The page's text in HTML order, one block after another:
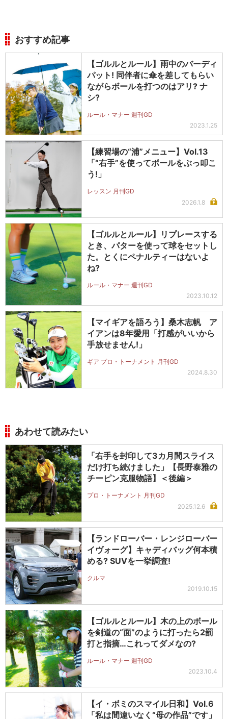
おすすめ記事
【ゴルルとルール】雨中のバーディ
パット! 同伴者に傘を差してもらい
ながらボールを打つのはアリ? ナ
シ?
ルール・マナー 週刊GD
2023.1.25
【練習場の“浦”メニュー】Vol.13
「“右手”を使ってボールをぶっ叩こ
う!」
レッスン 月刊GD
2026.1.8
【ゴルルとルール】リプレースする
とき、パターを使って球をセットし
た。とくにペナルティーはないよ
ね?
ルール・マナー 週刊GD
2023.10.12
【マイギアを語ろう】桑木志帆 ア
イアンは8年愛用「打感がいいから
手放せません!」
ギア プロ・トーナメント 月刊GD
2024.8.30
あわせて読みたい
「右手を封印して3カ月間スライス
だけ打ち続けました」【長野泰雅の
チーピン克服物語】＜後編＞
プロ・トーナメント 月刊GD
2025.12.6
【ランドローバー・レンジローバー
イヴォーグ】キャディバッグ何本積
める? SUVを一挙調査!
クルマ
2019.10.15
【ゴルルとルール】木の上のボール
を剣道の“面”のように打ったら2罰
打と指摘…これってダメなの?
ルール・マナー 週刊GD
2023.10.4
【イ・ボミのスマイル日和】Vol.6
「私は間違いなく“母の作品”です」